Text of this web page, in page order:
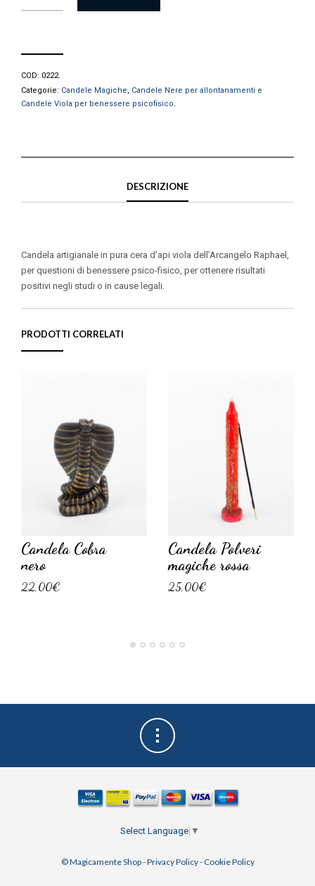
COD: 0222.
Categorie: Candele Magiche, Candele Nere per allontanamenti e
Candele Viola per benessere psicofisico.
DESCRIZIONE
Candela artigianale in pura cera d’api viola dell’Arcangelo Raphael,
per questioni di benessere psico-fisico, per ottenere risultati
positivi negli studi o in cause legali.
PRODOTTI CORRELATI
Candela Cobra
nero
22,00€
Candela Polveri
magiche rossa
25,00€
Select Language ▼
© Magicamente Shop -Privacy Policy- Cookie Policy